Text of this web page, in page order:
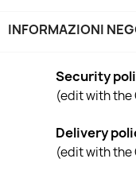
INFORMAZIONI
Security
(edit with the
Delivery
(edit with the